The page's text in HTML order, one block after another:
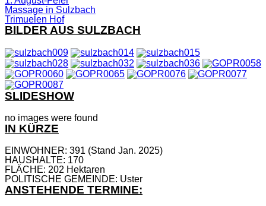
Massage in Sulzbach
Trimuelen Hof
BILDER AUS SULZBACH
SLIDESHOW
no images were found
IN KÜRZE
EINWOHNER: 391 (Stand Jan. 2025)
HAUSHALTE: 170
FLÄCHE: 202 Hektaren
POLITISCHE GEMEINDE: Uster
ANSTEHENDE TERMINE: